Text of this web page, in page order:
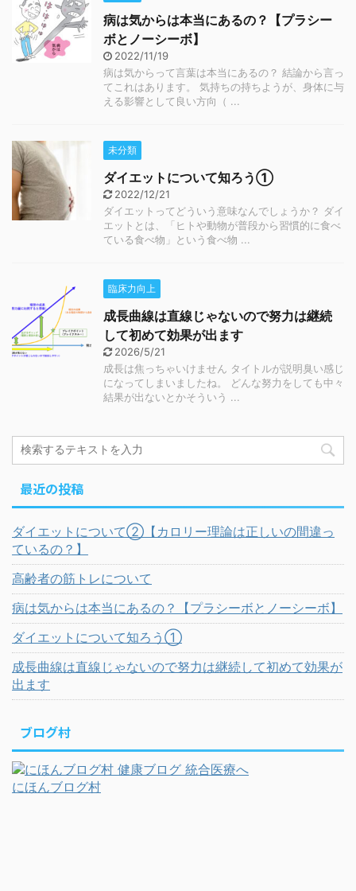
病は気からは本当にあるの？【プラシー
ボとノーシーボ】
2022/11/19
病は気からって言葉は本当にあるの？ 結論から言っ
てこれはあります。 気持ちの持ちようが、身体に与
える影響として良い方向（ ...
未分類
ダイエットについて知ろう①
2022/12/21
ダイエットってどういう意味なんでしょうか？ ダイ
エットとは、「ヒトや動物が普段から習慣的に食べ
ている食べ物」という食べ物 ...
臨床力向上
成長曲線は直線じゃないので努力は継続
して初めて効果が出ます
2026/5/21
成長は焦っちゃいけません タイトルが説明臭い感じ
になってしまいましたね。 どんな努力をしても中々
結果が出ないとかそういう ...
最近の投稿
ダイエットについて②【カロリー理論は正しいの間違っ
ているの？】
高齢者の筋トレについて
病は気からは本当にあるの？【プラシーボとノーシーボ】
ダイエットについて知ろう①
成長曲線は直線じゃないので努力は継続して初めて効果が
出ます
ブログ村
にほんブログ村